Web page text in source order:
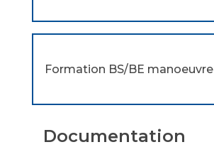
Formation BS/BE manoeuvre
Documentation